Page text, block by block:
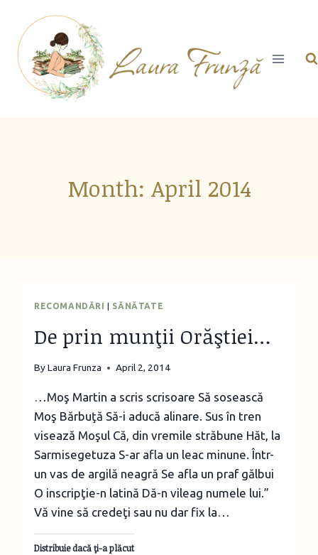
content
Month: April 2014
RECOMANDĂRI | SĂNĂTATE
De prin munţii Orăştiei…
ByLaura Frunza April 2, 2014
…Moş Martin a scris scrisoare Să sosească
Moş Bărbuţă Să-i aducă alinare. Sus în tren
visează Moşul Că, din vremile străbune Hăt, la
Sarmisegetuza S-ar afla un leac minune. Într-
un vas de argilă neagră Se afla un praf gălbui
O inscripţie-n latină Dă-n vileag numele lui.”
Vă vine să credeţi sau nu dar fix la…
Distribuie dacă ţi-a plăcut